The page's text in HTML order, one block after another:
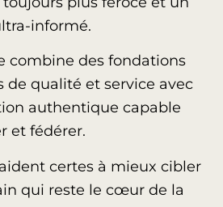
informé.
combine des fondations
de qualité et service avec
authentique capable
et fédérer.
certes à mieux cibler
qui reste le cœur de la